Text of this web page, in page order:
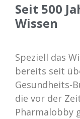
Seit 500
Wissen
Speziell das
bereits seit
Gesundheits-
die vor der
Pharmalobby